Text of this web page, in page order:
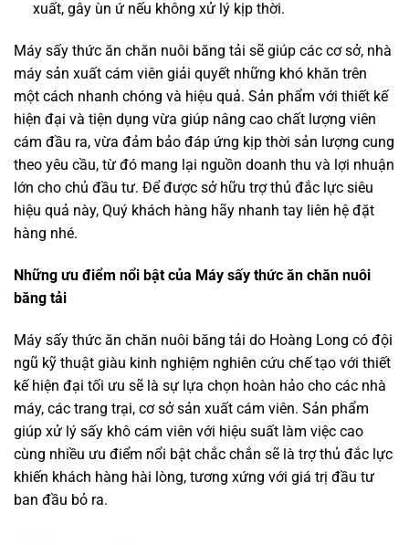
xuất, gây ùn ứ nếu không xử lý kịp thời.
Máy sấy thức ăn chăn nuôi băng tải sẽ giúp các cơ sở, nhà
máy sản xuất cám viên giải quyết những khó khăn trên
một cách nhanh chóng và hiệu quả. Sản phẩm với thiết kế
hiện đại và tiện dụng vừa giúp nâng cao chất lượng viên
cám đầu ra, vừa đảm bảo đáp ứng kịp thời sản lượng cung
theo yêu cầu, từ đó mang lại nguồn doanh thu và lợi nhuận
lớn cho chủ đầu tư. Để được sở hữu trợ thủ đắc lực siêu
hiệu quả này, Quý khách hàng hãy nhanh tay liên hệ đặt
hàng nhé.
Những ưu điểm nổi bật của Máy sấy thức ăn chăn nuôi
băng tải
Máy sấy thức ăn chăn nuôi băng tải do Hoàng Long có đội
ngũ kỹ thuật giàu kinh nghiệm nghiên cứu chế tạo với thiết
kế hiện đại tối ưu sẽ là sự lựa chọn hoàn hảo cho các nhà
máy, các trang trại, cơ sở sản xuất cám viên. Sản phẩm
giúp xử lý sấy khô cám viên với hiệu suất làm việc cao
cùng nhiều ưu điểm nổi bật chắc chắn sẽ là trợ thủ đắc lực
khiến khách hàng hài lòng, tương xứng với giá trị đầu tư
ban đầu bỏ ra.